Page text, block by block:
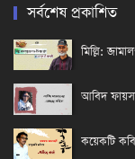
সর্বশেষ প্রকাশিত
মিল্লি:
আবিদ
কয়েকটি